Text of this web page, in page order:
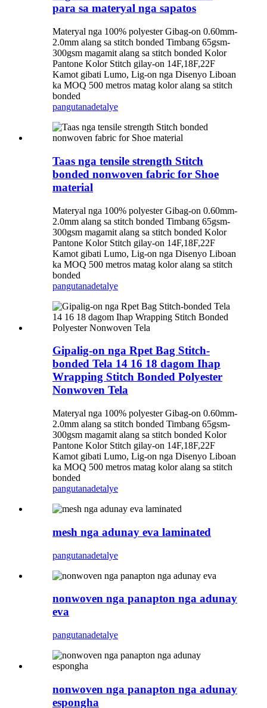
para sa materyal nga sapatos
Materyal nga 100% polyester Gibag-on 0.60mm-
2.0mm alang sa stitch bonded Timbang 65gsm-
300gsm magamit alang sa stitch bonded Kolor
Pantone Kolor Stitch gilay-on 14F,18F,22F
Kamot gibati Lumo, Lig-on nga Disenyo Liboan
ka MOQ 500 metros matag kolor alang sa stitch
bonded
pangutanadetalye
Taas nga tensile strength Stitch
bonded nonwoven fabric for Shoe
material
Materyal nga 100% polyester Gibag-on 0.60mm-
2.0mm alang sa stitch bonded Timbang 65gsm-
300gsm magamit alang sa stitch bonded Kolor
Pantone Kolor Stitch gilay-on 14F,18F,22F
Kamot gibati Lumo, Lig-on nga Disenyo Liboan
ka MOQ 500 metros matag kolor alang sa stitch
bonded
pangutanadetalye
Gipalig-on nga Rpet Bag Stitch-
bonded Tela 14 16 18 dagom Ihap
Wrapping Stitch Bonded Polyester
Nonwoven Tela
Materyal nga 100% polyester Gibag-on 0.60mm-
2.0mm alang sa stitch bonded Timbang 65gsm-
300gsm magamit alang sa stitch bonded Kolor
Pantone Kolor Stitch gilay-on 14F,18F,22F
Kamot gibati Lumo, Lig-on nga Disenyo Liboan
ka MOQ 500 metros matag kolor alang sa stitch
bonded
pangutanadetalye
mesh nga adunay eva laminated
pangutanadetalye
nonwoven nga panapton nga adunay
eva
pangutanadetalye
nonwoven nga panapton nga adunay
espongha